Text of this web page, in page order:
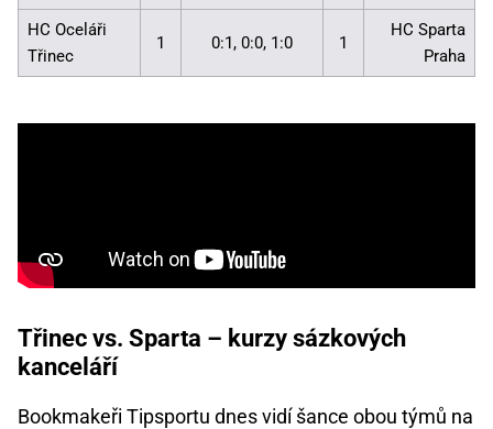
HC Oceláři
Třinec
1 0:1, 0:0, 1:0 1
HC Sparta
Praha
Třinec vs. Sparta – kurzy sázkových
kanceláří
Bookmakeři Tipsportu dnes vidí šance obou týmů na